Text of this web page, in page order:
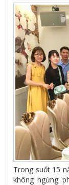
Trong suốt 15
không ngừng